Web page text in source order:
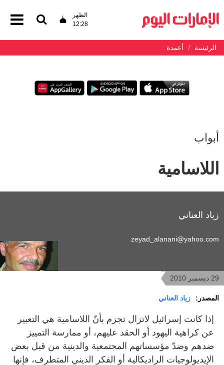
الظهر
12:28
الرئيسة أعمدة
أبواب
اللاسامية
زياد العناني
zeyad_alanani@yahoo.com
29 ديسمبر 2010
المصدر: زياد العناني
إذا كانت إسرائيل لاتزال تجزم بأنّ اللاسامية هي التعبير
عن كراهية اليهود أو الحقد عليهم، أو ممارسة التمييز
ضدهم وضدّ مؤسساتهم المجتمعية والدينية من قبل بعض
الإيديولوجيات الراديكالية أو الفكر الديني المتطرف، فإنها